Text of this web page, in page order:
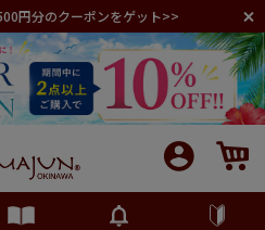
円分のクーポンをゲット>>